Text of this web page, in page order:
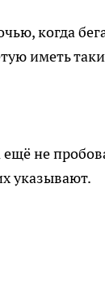
когда
иметь
не
указывают.